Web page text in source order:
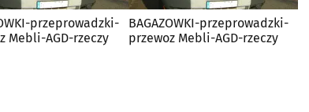
przeprowadzki-
Mebli-AGD-rzeczy
BAGAZOWKI-przeprowadzki-
przewoz Mebli-AGD-rzeczy